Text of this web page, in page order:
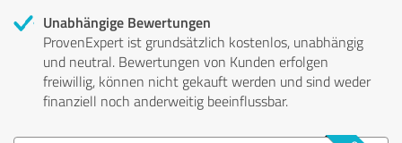
Unabhängige Bewertungen
ProvenExpert ist grundsätzlich kostenlos, unabhängig
und neutral. Bewertungen von Kunden erfolgen
freiwillig, können nicht gekauft werden und sind weder
finanziell noch anderweitig beeinflussbar.